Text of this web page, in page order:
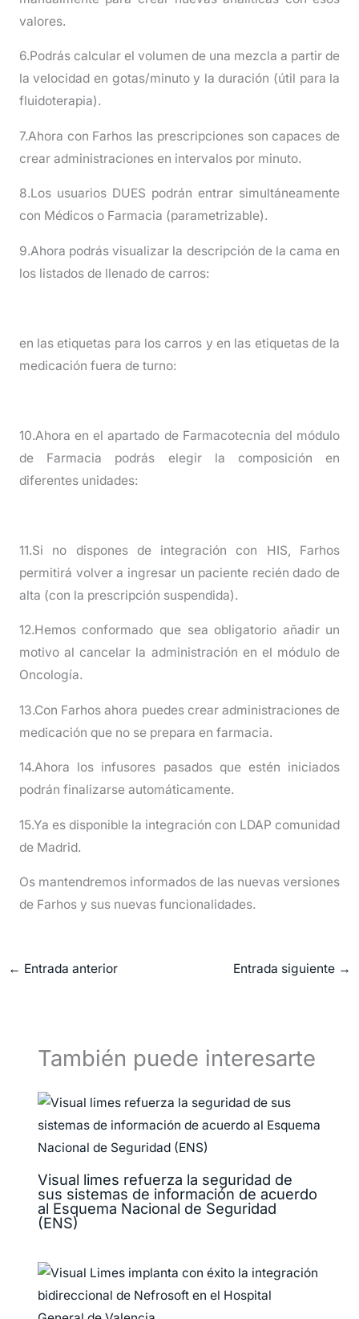
valores.
6.Podrás calcular el volumen de una mezcla a partir de
la velocidad en gotas/minuto y la duración (útil para la
fluidoterapia).
7.Ahora con Farhos las prescripciones son capaces de
crear administraciones en intervalos por minuto.
8.Los usuarios DUES podrán entrar simultáneamente
con Médicos o Farmacia (parametrizable).
9.Ahora podrás visualizar la descripción de la cama en
los listados de llenado de carros:
en las etiquetas para los carros y en las etiquetas de la
medicación fuera de turno:
10.Ahora en el apartado de Farmacotecnia del módulo
de Farmacia podrás elegir la composición en
diferentes unidades:
11.Si no dispones de integración con HIS, Farhos
permitirá volver a ingresar un paciente recién dado de
alta (con la prescripción suspendida).
12.Hemos conformado que sea obligatorio añadir un
motivo al cancelar la administración en el módulo de
Oncología.
13.Con Farhos ahora puedes crear administraciones de
medicación que no se prepara en farmacia.
14.Ahora los infusores pasados que estén iniciados
podrán finalizarse automáticamente.
15.Ya es disponible la integración con LDAP comunidad
de Madrid.
Os mantendremos informados de las nuevas versiones
de Farhos y sus nuevas funcionalidades.
← Entrada anterior Entrada siguiente →
También puede interesarte
Visual limes refuerza la seguridad de
sus sistemas de información de acuerdo
al Esquema Nacional de Seguridad
(ENS)